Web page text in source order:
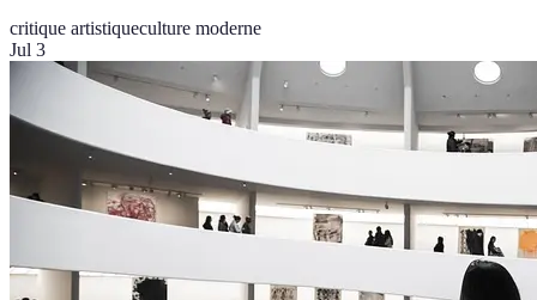
critique artistiqueculture moderne
Jul 3